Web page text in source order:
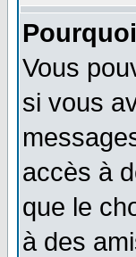
Vous
si vous
accès à
que le
à des